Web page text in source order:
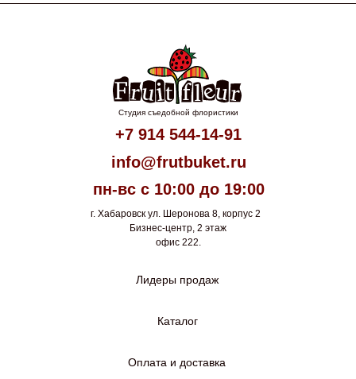
Студия съедобной флористики
+7 914 544-14-91
info@frutbuket.ru
пн-вс с 10:00 до 19:00
г. Хабаровск ул. Шеронова 8, корпус 2
Бизнес-центр, 2 этаж
офис 222.
Лидеры продаж
Каталог
Оплата и доставка